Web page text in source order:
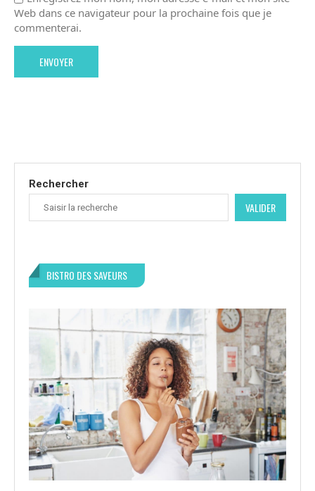
Web dans ce navigateur pour la prochaine fois que je
commenterai.
Rechercher
VALIDER
BISTRO DES SAVEURS